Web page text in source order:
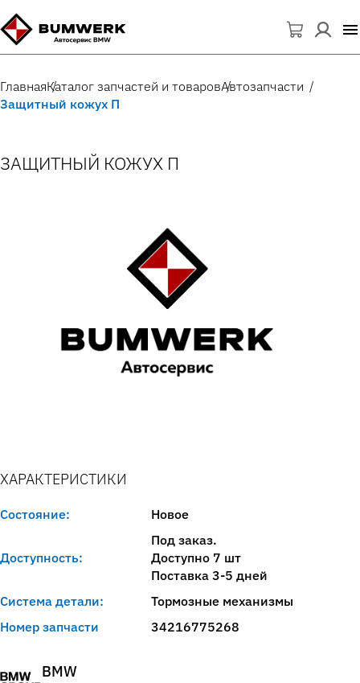
ГлавнаяКаталог запчастей и товаровАвтозапчасти
Защитный кожух П
ЗАЩИТНЫЙ КОЖУХ П
ХАРАКТЕРИСТИКИ
Состояние: Новое
Доступность:
Под заказ.
Доступно 7 шт
Поставка 3-5 дней
Система детали:
Тормозные механизмы
Номер запчасти
34216775268
BMW